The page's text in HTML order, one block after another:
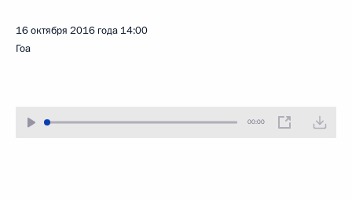
16 октября 2016 года 14:00
Гоа
00:00